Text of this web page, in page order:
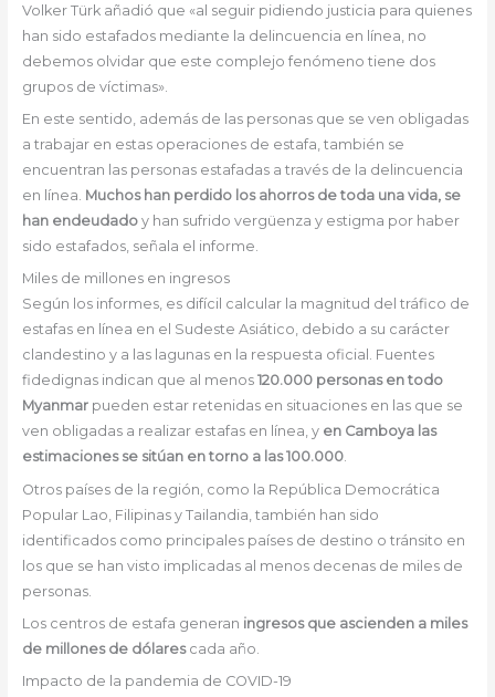
Volker Türk añadió que «al seguir pidiendo justicia para quienes
han sido estafados mediante la delincuencia en línea, no
debemos olvidar que este complejo fenómeno tiene dos
grupos de víctimas».
En este sentido, además de las personas que se ven obligadas
a trabajar en estas operaciones de estafa, también se
encuentran las personas estafadas a través de la delincuencia
en línea. Muchos han perdido los ahorros de toda una vida, se
han endeudado y han sufrido vergüenza y estigma por haber
sido estafados, señala el informe.
Miles de millones en ingresos
Según los informes, es difícil calcular la magnitud del tráfico de
estafas en línea en el Sudeste Asiático, debido a su carácter
clandestino y a las lagunas en la respuesta oficial. Fuentes
fidedignas indican que al menos 120.000 personas en todo
Myanmarpueden estar retenidas en situaciones en las que se
ven obligadas a realizar estafas en línea, y en Camboya las
estimaciones se sitúan en torno a las 100.000.
Otros países de la región, como la República Democrática
Popular Lao, Filipinas y Tailandia, también han sido
identificados como principales países de destino o tránsito en
los que se han visto implicadas al menos decenas de miles de
personas.
Los centros de estafa generan ingresos que ascienden a miles
de millones de dólarescada año.
Impacto de la pandemia de COVID-19